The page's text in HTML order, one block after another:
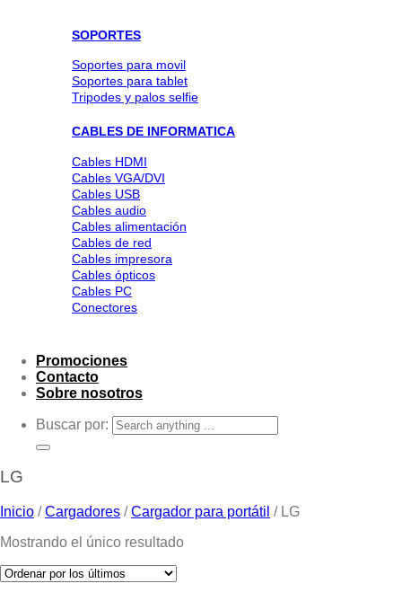
SOPORTES
Soportes para movil
Soportes para tablet
Tripodes y palos selfie
CABLES DE INFORMATICA
Cables HDMI
Cables VGA/DVI
Cables USB
Cables audio
Cables alimentación
Cables de red
Cables impresora
Cables ópticos
Cables PC
Conectores
Promociones
Contacto
Sobre nosotros
Buscar por:
LG
Inicio / Cargadores / Cargador para portátil /LG
Mostrando el único resultado